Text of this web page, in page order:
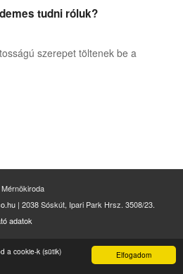
Elfogadom
a cookie-k (sütik)
tudni róluk?
szerepet töltenek be a
| 2038 Sóskút, Ipari Park Hrsz. 3508/23.
adatok